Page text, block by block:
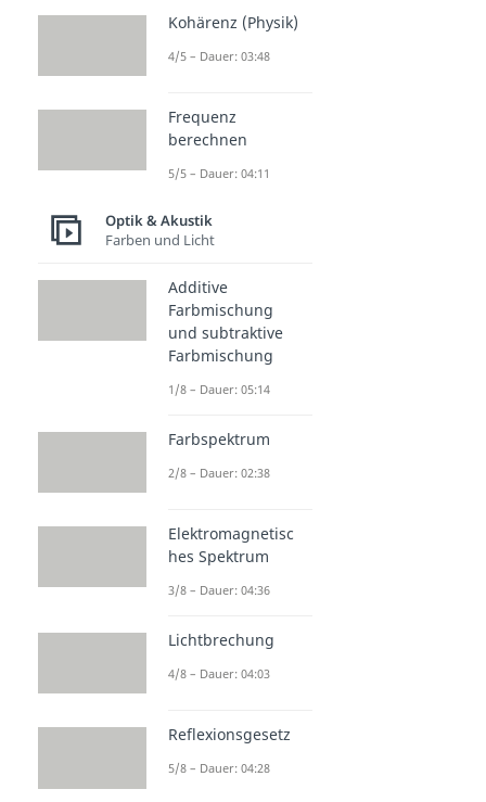
Kohärenz (Physik)
4/5 – Dauer: 03:48
Frequenz
berechnen
5/5 – Dauer: 04:11
Optik & Akustik
Farben und Licht
Additive
Farbmischung
und subtraktive
Farbmischung
1/8 – Dauer: 05:14
Farbspektrum
2/8 – Dauer: 02:38
Elektromagnetisc
hes Spektrum
3/8 – Dauer: 04:36
Lichtbrechung
4/8 – Dauer: 04:03
Reflexionsgesetz
5/8 – Dauer: 04:28